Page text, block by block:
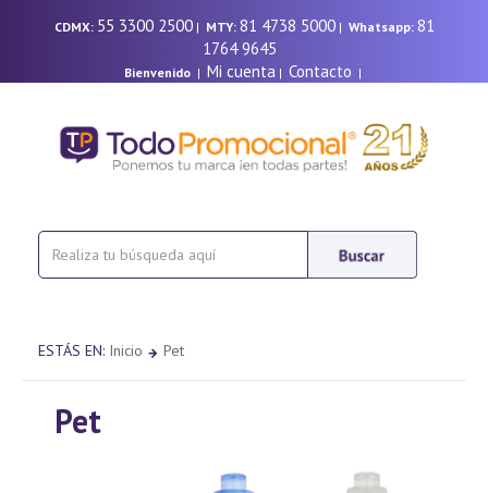
CDMX: 55 3300 2500| MTY: 81 4738 5000| Whatsapp: 81
1764 9645
Bienvenido| Mi cuenta | Contacto |
ESTÁS EN: Inicio Pet
Pet